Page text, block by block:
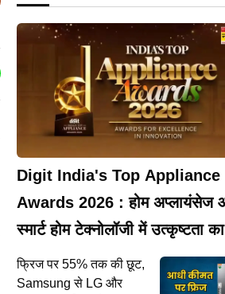
Digit India's Top Appliance
Awards 2026 : होम अप्लायंसेज
स्मार्ट होम टेक्नोलॉजी में उत्कृष्टता
सम्मान
फ्रिज पर 55% तक की छूट,
Samsung से LG और